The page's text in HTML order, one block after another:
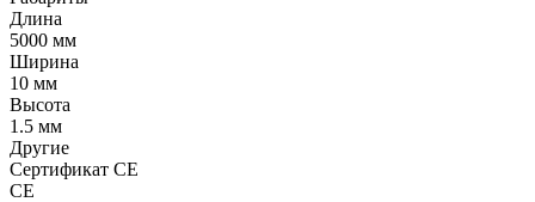
Длина
5000 мм
Ширина
10 мм
Высота
1.5 мм
Другие
Сертификат CE
CE